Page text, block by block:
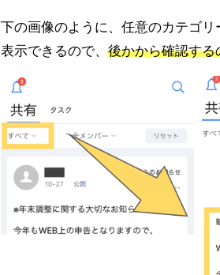
下の画像のように、任意のカテゴリ
表示できるので、後かから確認する